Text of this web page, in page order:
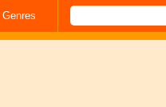
Genres